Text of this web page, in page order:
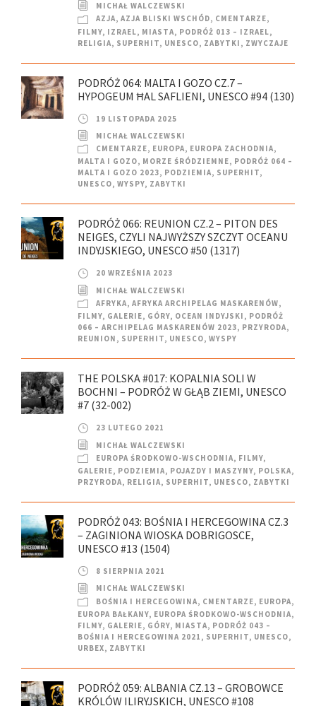
MICHAŁ WALCZEWSKI
AZJA, AZJA BLISKI WSCHÓD, CMENTARZE,
FILMY, IZRAEL, MIASTA, PODRÓŻ 013 – IZRAEL,
RELIGIA, SUPERHIT, UNESCO, ZABYTKI , ZWYCZAJE
PODRÓŻ 064: MALTA I GOZO CZ.7 –
HYPOGEUM ĦAL SAFLIENI, UNESCO #94 (130)
19 LISTOPADA 2025
MICHAŁ WALCZEWSKI
CMENTARZE, EUROPA, EUROPA ZACHODNIA,
MALTA I GOZO, MORZE ŚRÓDZIEMNE, PODRÓŻ 064 –
MALTA I GOZO 2023, PODZIEMIA, SUPERHIT,
UNESCO, WYSPY, ZABYTKI
PODRÓŻ 066: REUNION CZ.2 – PITON DES
NEIGES, CZYLI NAJWYŻSZY SZCZYT OCEANU
INDYJSKIEGO, UNESCO #50 (1317)
20 WRZEŚNIA 2023
MICHAŁ WALCZEWSKI
AFRYKA, AFRYKA ARCHIPELAG MASKARENÓW,
FILMY, GALERIE, GÓRY, OCEAN INDYJSKI , PODRÓŻ
066 – ARCHIPELAG MASKARENÓW 2023, PRZYRODA,
REUNION , SUPERHIT, UNESCO, WYSPY
THE POLSKA #017: KOPALNIA SOLI W
BOCHNI – PODRÓŻ W GŁĄB ZIEMI, UNESCO
#7 (32-002)
23 LUTEGO 2021
MICHAŁ WALCZEWSKI
EUROPA ŚRODKOWO-WSCHODNIA, FILMY,
GALERIE, PODZIEMIA, POJAZDY I MASZYNY, POLSKA,
PRZYRODA, RELIGIA, SUPERHIT, UNESCO, ZABYTKI
PODRÓŻ 043: BOŚNIA I HERCEGOWINA CZ.3
– ZAGINIONA WIOSKA DOBRIGOSCE,
UNESCO #13 (1504)
8 SIERPNIA 2021
MICHAŁ WALCZEWSKI
BOŚNIA I HERCEGOWINA, CMENTARZE, EUROPA,
EUROPA BAŁKANY, EUROPA ŚRODKOWO-WSCHODNIA,
FILMY, GALERIE, GÓRY, MIASTA, PODRÓŻ 043 –
BOŚNIA I HERCEGOWINA 2021 , SUPERHIT, UNESCO,
URBEX, ZABYTKI
PODRÓŻ 059: ALBANIA CZ.13 – GROBOWCE
KRÓLÓW ILIRYJSKICH, UNESCO #108